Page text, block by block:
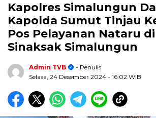
Kapolres Simalungun
Kapolda Sumut Tinjau
Pos Pelayanan Nataru
Sinaksak Simalungun
Admin TVB
- Penulis
Selasa, 24 Desember 2024 - 16:02 WIB